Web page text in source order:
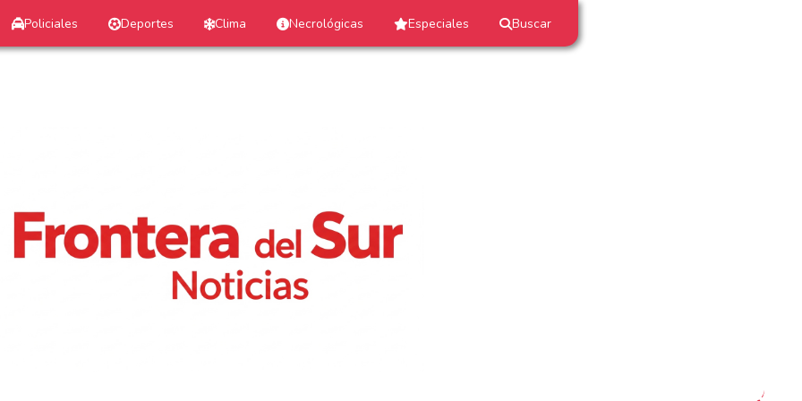
Policiales Deportes Clima Necrológicas Especiales Buscar